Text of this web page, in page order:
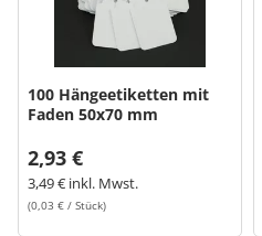
100 Hängeetiketten mit
Faden 50x70 mm
2,93 €
3,49 € inkl. Mwst.
(0,03 € / Stück)